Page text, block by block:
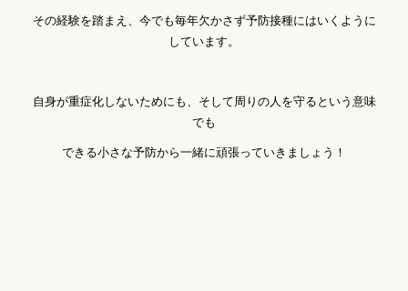
その経験を踏まえ、今でも毎年欠かさず予防接種にはいくように
しています。
自身が重症化しないためにも、そして周りの人を守るという意味
でも
できる小さな予防から一緒に頑張っていきましょう！